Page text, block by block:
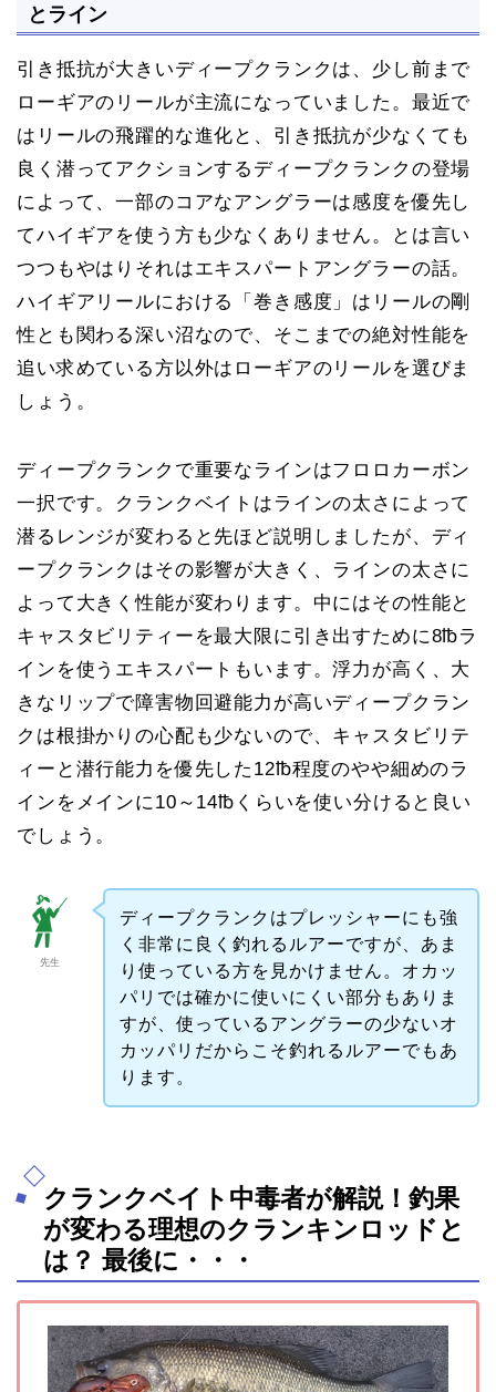
とライン
引き抵抗が大きいディープクランクは、少し前まで
ローギアのリールが主流になっていました。最近で
はリールの飛躍的な進化と、引き抵抗が少なくても
良く潜ってアクションするディープクランクの登場
によって、一部のコアなアングラーは感度を優先し
てハイギアを使う方も少なくありません。とは言い
つつもやはりそれはエキスパートアングラーの話。
ハイギアリールにおける「巻き感度」はリールの剛
性とも関わる深い沼なので、そこまでの絶対性能を
追い求めている方以外はローギアのリールを選びま
しょう。
ディープクランクで重要なラインはフロロカーボン
一択です。クランクベイトはラインの太さによって
潜るレンジが変わると先ほど説明しましたが、ディ
ープクランクはその影響が大きく、ラインの太さに
よって大きく性能が変わります。中にはその性能と
キャスタビリティーを最大限に引き出すために8℔ラ
インを使うエキスパートもいます。浮力が高く、大
きなリップで障害物回避能力が高いディープクラン
クは根掛かりの心配も少ないので、キャスタビリテ
ィーと潜行能力を優先した12℔程度のやや細めのラ
インをメインに10～14℔くらいを使い分けると良い
でしょう。
先生
ディープクランクはプレッシャーにも強
く非常に良く釣れるルアーですが、あま
り使っている方を見かけません。オカッ
パリでは確かに使いにくい部分もありま
すが、使っているアングラーの少ないオ
カッパリだからこそ釣れるルアーでもあ
ります。
クランクベイト中毒者が解説！釣果
が変わる理想のクランキンロッドと
は？ 最後に・・・